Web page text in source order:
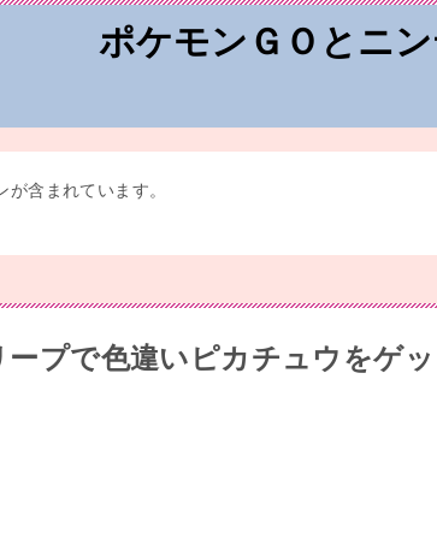
ポケモンＧＯとニ
含まれています。
プで色違いピカチュウをゲ